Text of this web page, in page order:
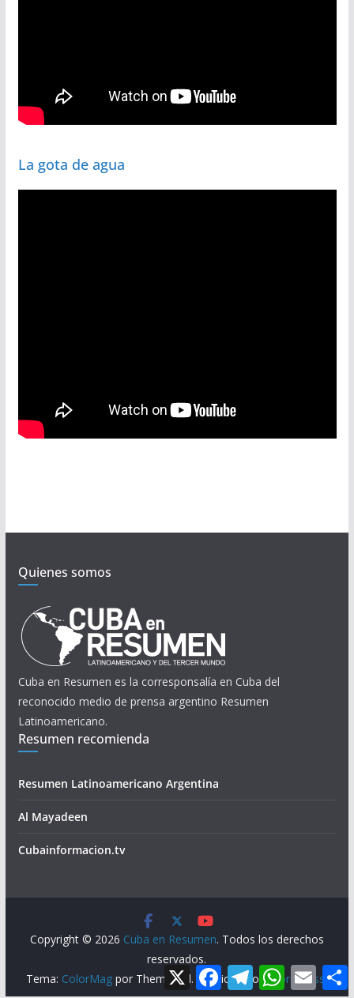
La gota de agua
Quienes somos
Cuba en Resumen es la corresponsalía en Cuba del
reconocido medio de prensa argentino Resumen
Latinoamericano.
Resumen recomienda
Resumen Latinoamericano Argentina
Al Mayadeen
Cubainformacion.tv
Copyright © 2026 Cuba en Resumen. Todos los derechos
reservados.
Tema: ColorMag por ThemeGrill. Funciona conWordPress .
X F
a
T
e
W
h
E
m